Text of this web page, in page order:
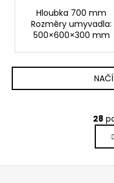
Hloubka 700 mm
Rozměry umyvadla:
500×600×300 mm
28
Z